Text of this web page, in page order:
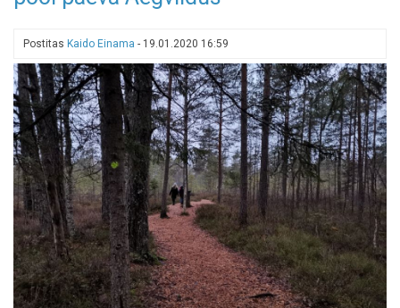
-
kus
kõik
matkateed
ristuvad
Postitas Kaido Einama - 19.01.2020 16:59